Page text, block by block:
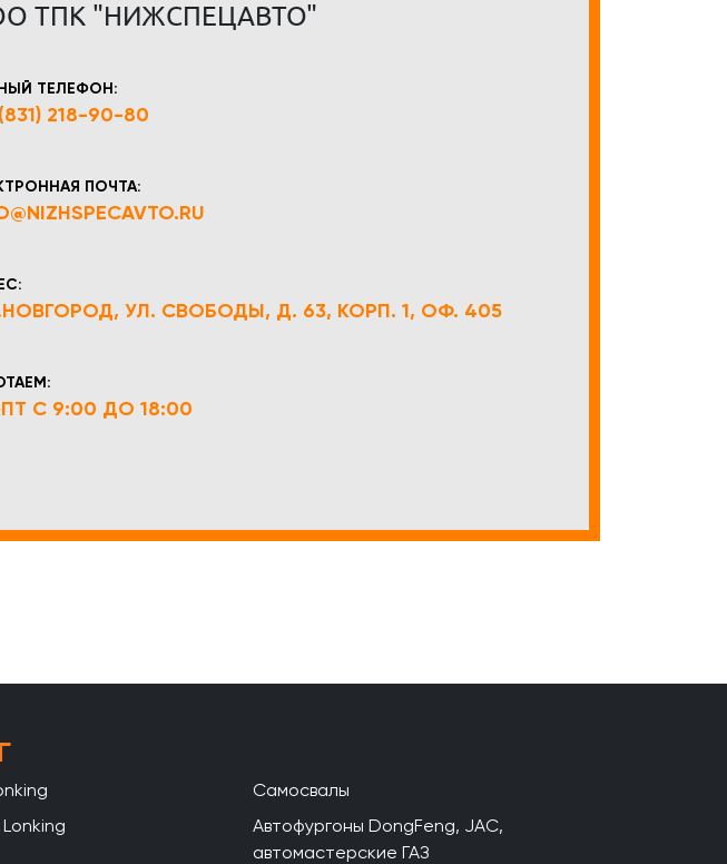
ТПК "НИЖСПЕЦАВТО"
ТЕЛЕФОН:
218-90-80
ПОЧТА:
УЛ. СВОБОДЫ, Д. 63, КОРП. 1, ОФ. 405
С 9:00 ДО 18:00
Lonking
Экскаваторы Lonking
Самосвалы
Автофургоны DongFeng, JAC,
автомастерские ГАЗ